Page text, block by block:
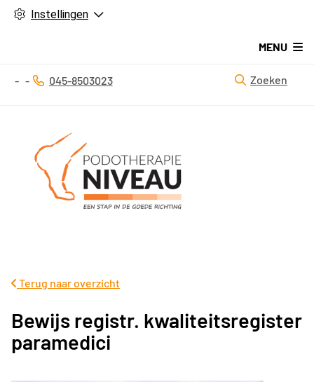
Instellingen
MENU
Tel:
045-8503023 Zoeken
Terug naar overzicht
Bewijs registr. kwaliteitsregister
paramedici